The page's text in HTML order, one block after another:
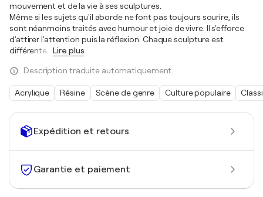
Expédition et retours
Garantie et paiement
mouvement et de la vie à ses sculptures.
Même si les sujets qu'il aborde ne font pas toujours sourire, ils
sont néanmoins traités avec humour et joie de vivre. Il s'efforce
d'attirer l'attention puis la réflexion. Chaque sculpture est
différente
Lire plus
Description traduite automatiquement.
Acrylique Résine Scène de genre Culture populaire